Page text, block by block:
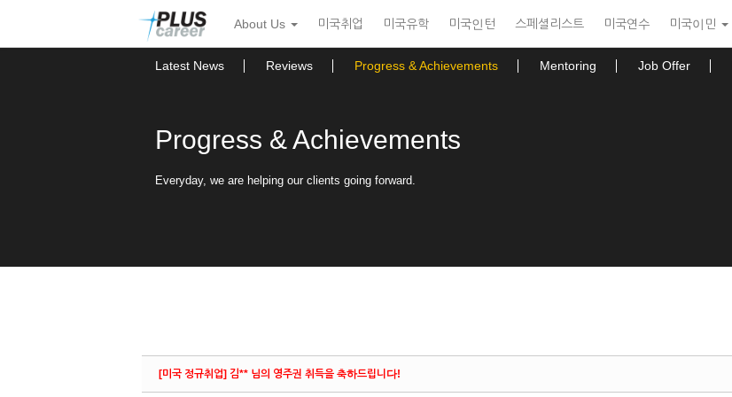
뉴
토
About Us 미국취업 미국유학 미국인턴 스페셜리스트 미국연수 미국이민
Latest News Reviews Progress & Achievements Mentoring Job Offer
Progress & Achievements
Everyday, we are helping our clients going forward.
[미국 정규취업] 김** 님의 영주권 취득을 축하드립니다!